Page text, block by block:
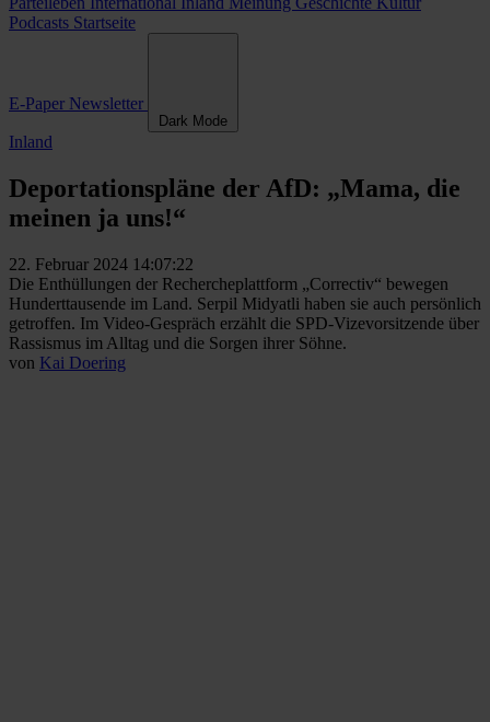
Podcasts Startseite
E-Paper Newsletter
Dark Mode
Inland
Deportationspläne der AfD: „Mama, die
meinen ja uns!“
22. Februar 2024 14:07:22
Die Enthüllungen der Rechercheplattform „Correctiv“ bewegen
Hunderttausende im Land. Serpil Midyatli haben sie auch persönlich
getroffen. Im Video-Gespräch erzählt die SPD-Vizevorsitzende über
Rassismus im Alltag und die Sorgen ihrer Söhne.
von Kai Doering